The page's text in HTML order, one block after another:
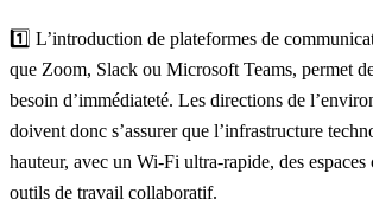
1️⃣ L’introduction de plateformes de
que Zoom, Slack ou Microsoft Teams, permet
besoin d’immédiateté. Les directions de
doivent donc s’assurer que l’infrastructure
hauteur, avec un Wi-Fi ultra-rapide, des espaces
outils de travail collaboratif.